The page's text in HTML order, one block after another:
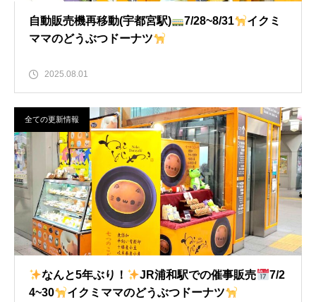
自動販売機再移動(宇都宮駅) 7/28~8/31
イクミ
ママのどうぶつドーナツ
2025.08.01
全ての更新情報
なんと5年ぶり！ JR浦和駅での催事販売
7/2
4~30
イクミママのどうぶつドーナツ